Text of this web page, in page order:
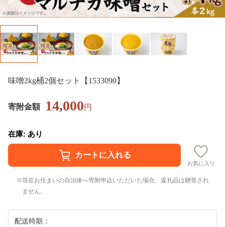
味噌2kg桶2個セット【1533090】
寄附金額 14,000円
在庫: あり
お気に入り
現在お住まいの自治体へ寄附申込いただいた場合、返礼品は贈答され
ません。
配送時期：